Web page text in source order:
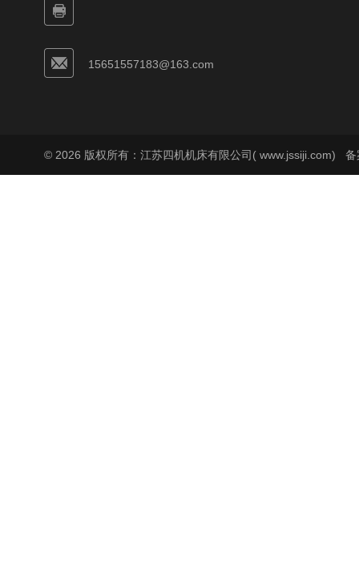
15651557183@163.com
© 2026 版权所有：江苏四机机床有限公司( www.jssiji.com) 备